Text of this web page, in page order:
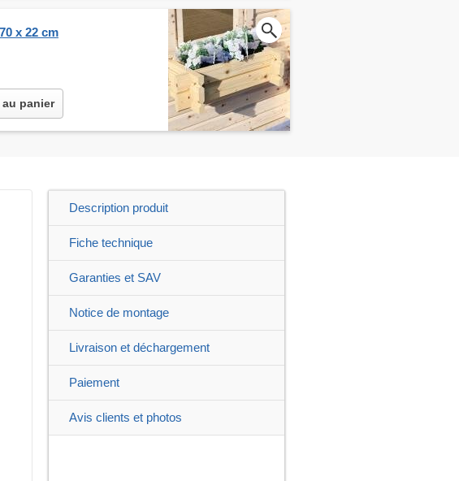
x 22 cm
panier
Description produit
Fiche technique
Garanties et SAV
Notice de montage
Livraison et déchargement
Paiement
Avis clients et photos